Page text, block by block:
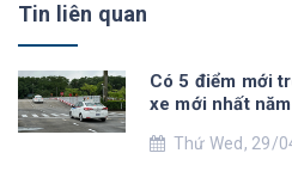
Tin liên quan
Có 5 điểm mới
xe mới nhất
Thứ Wed, 29/